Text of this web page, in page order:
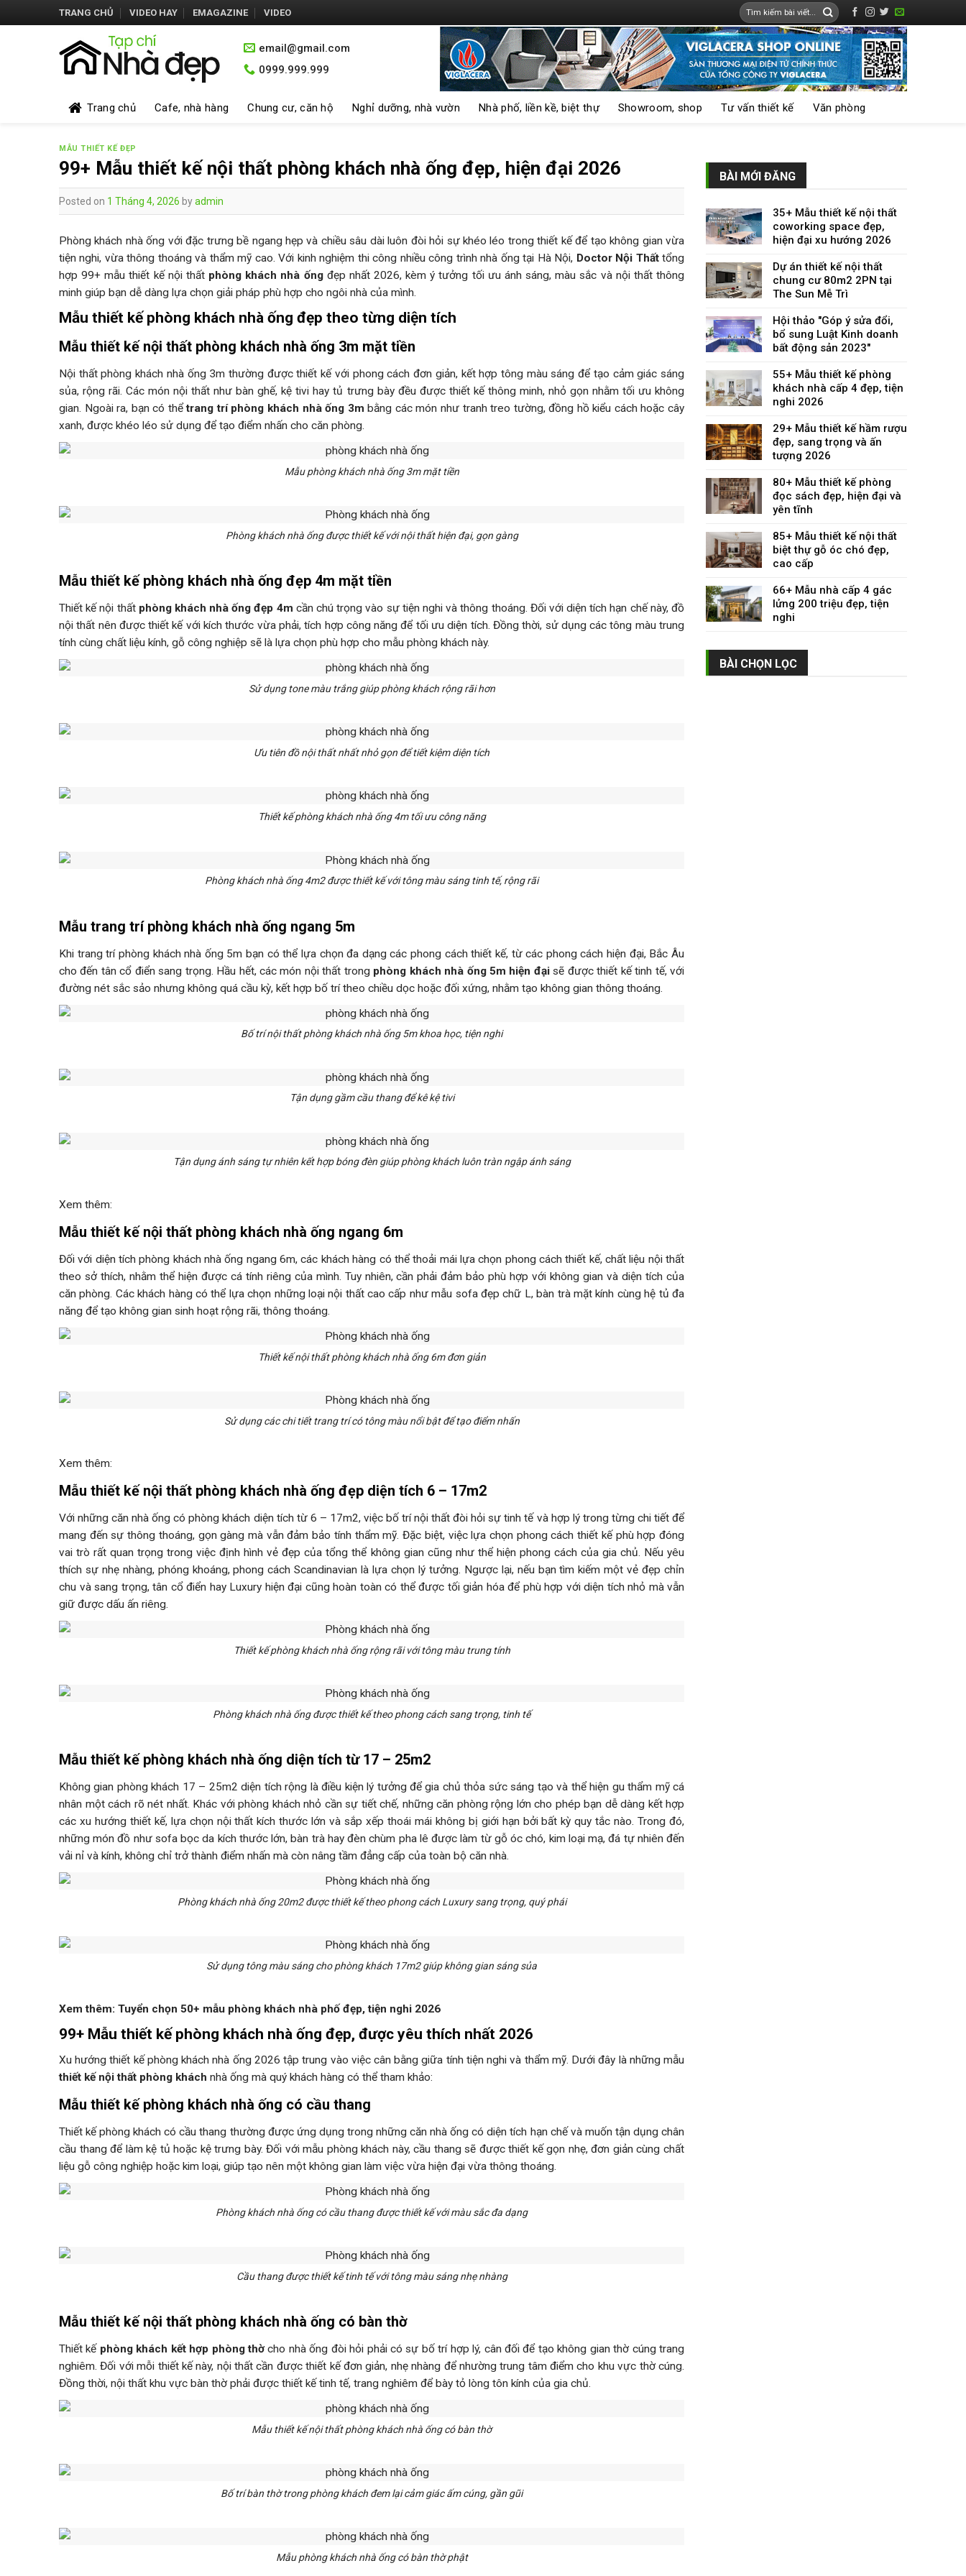
to
TRANG CHỦ VIDEO HAY EMAGAZINE VIDEO
email@gmail.com
0999.999.999
Trang chủ Cafe, nhà hàng Chung cư, căn hộ Nghỉ dưỡng, nhà vườn Nhà phố, liền kề, biệt thự Showroom, shop Tư vấn thiết kế Văn phòng
MẪU THIẾT KẾ ĐẸP
99+ Mẫu thiết kế nội thất phòng khách nhà ống đẹp, hiện đại 2026
Posted on 1 Tháng 4, 2026 byadmin
Phòng khách nhà ống với đặc trưng bề ngang hẹp và chiều sâu dài luôn đòi hỏi sự khéo léo trong thiết kế để tạo không gian vừa
tiện nghi, vừa thông thoáng và thẩm mỹ cao. Với kinh nghiệm thi công nhiều công trình nhà ống tại Hà Nội, Doctor Nội Thấttổng
hợp 99+ mẫu thiết kế nội thất phòng khách nhà ốngđẹp nhất 2026, kèm ý tưởng tối ưu ánh sáng, màu sắc và nội thất thông
minh giúp bạn dễ dàng lựa chọn giải pháp phù hợp cho ngôi nhà của mình.
Mẫu thiết kế phòng khách nhà ống đẹp theo từng diện tích
Mẫu thiết kế nội thất phòng khách nhà ống 3m mặt tiền
Nội thất phòng khách nhà ống 3m thường được thiết kế với phong cách đơn giản, kết hợp tông màu sáng để tạo cảm giác sáng
sủa, rộng rãi. Các món nội thất như bàn ghế, kệ tivi hay tủ trưng bày đều được thiết kế thông minh, nhỏ gọn nhằm tối ưu không
gian. Ngoài ra, bạn có thểtrang trí phòng khách nhà ống 3m bằng các món như tranh treo tường, đồng hồ kiểu cách hoặc cây
xanh, được khéo léo sử dụng để tạo điểm nhấn cho căn phòng.
Mẫu phòng khách nhà ống 3m mặt tiền
Phòng khách nhà ống được thiết kế với nội thất hiện đại, gọn gàng
Mẫu thiết kế phòng khách nhà ống đẹp 4m mặt tiền
Thiết kế nội thất phòng khách nhà ống đẹp 4m cần chú trọng vào sự tiện nghi và thông thoáng. Đối với diện tích hạn chế này, đồ
nội thất nên được thiết kế với kích thước vừa phải, tích hợp công năng để tối ưu diện tích. Đồng thời, sử dụng các tông màu trung
tính cùng chất liệu kính, gỗ công nghiệp sẽ là lựa chọn phù hợp cho mẫu phòng khách này.
Sử dụng tone màu trắng giúp phòng khách rộng rãi hơn
Ưu tiên đồ nội thất nhất nhỏ gọn để tiết kiệm diện tích
Thiết kế phòng khách nhà ống 4m tối ưu công năng
Phòng khách nhà ống 4m2 được thiết kế với tông màu sáng tinh tế, rộng rãi
Mẫu trang trí phòng khách nhà ống ngang 5m
Khi trang trí phòng khách nhà ống 5m bạn có thể lựa chọn đa dạng các phong cách thiết kế, từ các phong cách hiện đại, Bắc Âu
cho đến tân cổ điển sang trọng. Hầu hết, các món nội thất trong phòng khách nhà ống 5m hiện đạisẽ được thiết kế tinh tế, với
đường nét sắc sảo nhưng không quá cầu kỳ, kết hợp bố trí theo chiều dọc hoặc đối xứng, nhằm tạo không gian thông thoáng.
Bố trí nội thất phòng khách nhà ống 5m khoa học, tiện nghi
Tận dụng gầm cầu thang để kê kệ tivi
Tận dụng ánh sáng tự nhiên kết hợp bóng đèn giúp phòng khách luôn tràn ngập ánh sáng
Xem thêm:
Mẫu thiết kế nội thất phòng khách nhà ống ngang 6m
Đối với diện tích phòng khách nhà ống ngang 6m, các khách hàng có thể thoải mái lựa chọn phong cách thiết kế, chất liệu nội thất
theo sở thích, nhằm thể hiện được cá tính riêng của mình. Tuy nhiên, cần phải đảm bảo phù hợp với không gian và diện tích của
căn phòng. Các khách hàng có thể lựa chọn những loại nội thất cao cấp như mẫu sofa đẹp chữ L, bàn trà mặt kính cùng hệ tủ đa
năng để tạo không gian sinh hoạt rộng rãi, thông thoáng.
Thiết kế nội thất phòng khách nhà ống 6m đơn giản
Sử dụng các chi tiết trang trí có tông màu nổi bật để tạo điểm nhấn
Xem thêm:
Mẫu thiết kế nội thất phòng khách nhà ống đẹp diện tích 6 – 17m2
Với những căn nhà ống có phòng khách diện tích từ 6 – 17m2, việc bố trí nội thất đòi hỏi sự tinh tế và hợp lý trong từng chi tiết để
mang đến sự thông thoáng, gọn gàng mà vẫn đảm bảo tính thẩm mỹ. Đặc biệt, việc lựa chọn phong cách thiết kế phù hợp đóng
vai trò rất quan trọng trong việc định hình vẻ đẹp của tổng thể không gian cũng như thể hiện phong cách của gia chủ. Nếu yêu
thích sự nhẹ nhàng, phóng khoáng, phong cách Scandinavian là lựa chọn lý tưởng. Ngược lại, nếu bạn tìm kiếm một vẻ đẹp chỉn
chu và sang trọng, tân cổ điển hay Luxury hiện đại cũng hoàn toàn có thể được tối giản hóa để phù hợp với diện tích nhỏ mà vẫn
giữ được dấu ấn riêng.
Thiết kế phòng khách nhà ống rộng rãi với tông màu trung tính
Phòng khách nhà ống được thiết kế theo phong cách sang trọng, tinh tế
Mẫu thiết kế phòng khách nhà ống diện tích từ 17 – 25m2
Không gian phòng khách 17 – 25m2 diện tích rộng là điều kiện lý tưởng để gia chủ thỏa sức sáng tạo và thể hiện gu thẩm mỹ cá
nhân một cách rõ nét nhất. Khác với phòng khách nhỏ cần sự tiết chế, những căn phòng rộng lớn cho phép bạn dễ dàng kết hợp
các xu hướng thiết kế, lựa chọn nội thất kích thước lớn và sắp xếp thoái mái không bị giới hạn bởi bất kỳ quy tắc nào. Trong đó,
những món đồ như sofa bọc da kích thước lớn, bàn trà hay đèn chùm pha lê được làm từ gỗ óc chó, kim loại mạ, đá tự nhiên đến
vải nỉ và kính, không chỉ trở thành điểm nhấn mà còn nâng tầm đẳng cấp của toàn bộ căn nhà.
Phòng khách nhà ống 20m2 được thiết kế theo phong cách Luxury sang trọng, quý phái
Sử dụng tông màu sáng cho phòng khách 17m2 giúp không gian sáng sủa
Xem thêm: Tuyển chọn 50+ mẫu phòng khách nhà phố đẹp, tiện nghi 2026
99+ Mẫu thiết kế phòng khách nhà ống đẹp, được yêu thích nhất 2026
Xu hướng thiết kế phòng khách nhà ống 2026 tập trung vào việc cân bằng giữa tính tiện nghi và thẩm mỹ. Dưới đây là những mẫu
thiết kế nội thất phòng khách nhà ống mà quý khách hàng có thể tham khảo:
Mẫu thiết kế phòng khách nhà ống có cầu thang
Thiết kế phòng khách có cầu thang thường được ứng dụng trong những căn nhà ống có diện tích hạn chế và muốn tận dụng chân
cầu thang để làm kệ tủ hoặc kệ trưng bày. Đối với mẫu phòng khách này, cầu thang sẽ được thiết kế gọn nhẹ, đơn giản cùng chất
liệu gỗ công nghiệp hoặc kim loại, giúp tạo nên một không gian làm việc vừa hiện đại vừa thông thoáng.
Phòng khách nhà ống có cầu thang được thiết kế với màu sắc đa dạng
Cầu thang được thiết kế tinh tế với tông màu sáng nhẹ nhàng
Mẫu thiết kế nội thất phòng khách nhà ống có bàn thờ
Thiết kế phòng khách kết hợp phòng thờ cho nhà ống đòi hỏi phải có sự bố trí hợp lý, cân đối để tạo không gian thờ cúng trang
nghiêm. Đối với mỗi thiết kế này, nội thất cần được thiết kế đơn giản, nhẹ nhàng để nhường trung tâm điểm cho khu vực thờ cúng.
Đồng thời, nội thất khu vực bàn thờ phải được thiết kế tinh tế, trang nghiêm để bày tỏ lòng tôn kính của gia chủ.
Mẫu thiết kế nội thất phòng khách nhà ống có bàn thờ
Bố trí bàn thờ trong phòng khách đem lại cảm giác ấm cúng, gần gũi
Mẫu phòng khách nhà ống có bàn thờ phật
BÀI MỚI ĐĂNG
35+ Mẫu thiết kế nội thất
coworking space đẹp,
hiện đại xu hướng 2026
Dự án thiết kế nội thất
chung cư 80m2 2PN tại
The Sun Mễ Trì
Hội thảo "Góp ý sửa đổi,
bổ sung Luật Kinh doanh
bất động sản 2023"
55+ Mẫu thiết kế phòng
khách nhà cấp 4 đẹp, tiện
nghi 2026
29+ Mẫu thiết kế hầm rượu
đẹp, sang trọng và ấn
tượng 2026
80+ Mẫu thiết kế phòng
đọc sách đẹp, hiện đại và
yên tĩnh
85+ Mẫu thiết kế nội thất
biệt thự gỗ óc chó đẹp,
cao cấp
66+ Mẫu nhà cấp 4 gác
lửng 200 triệu đẹp, tiện
nghi
BÀI CHỌN LỌC